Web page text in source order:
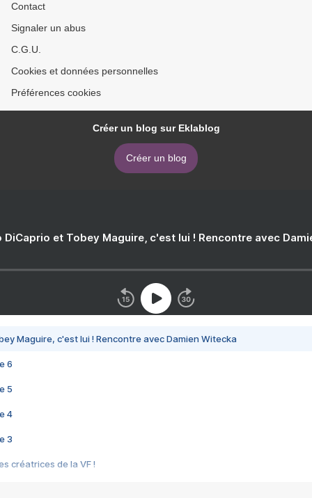
Contact
Signaler un abus
C.G.U.
Cookies et données personnelles
Préférences cookies
Créer un blog sur Eklablog
Créer un blog
DiCaprio et Tobey Maguire, c'est lui ! Rencontre avec
Maguire, c'est lui ! Rencontre avec Damien Witecka
6
5
4
3
créatrices de la VF !